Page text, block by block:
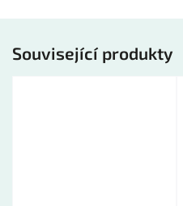
Související produkty